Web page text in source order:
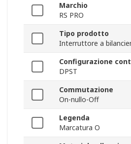
Marchio
RS PRO
Tipo prodotto
Interruttore a
Configurazione
DPST
Commutazione
On-nullo-Off
Legenda
Marcatura O